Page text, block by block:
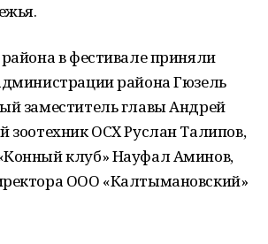
в фестивале приняли
района Гюзель
заместитель главы Андрей
зоотехник ОСХ Руслан Талипов,
клуб» Науфал Аминов,
ООО «Калтымановский»